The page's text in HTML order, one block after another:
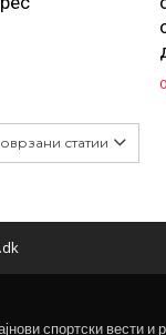
статии
спортски вести и